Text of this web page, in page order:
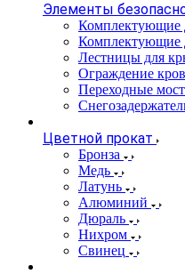
Элементы
Комплектующие
Комплектующие
Лестницы для
Ограждение
Переходные
Цветной прокат
Бронза
Медь
Латунь
Алюминий
Дюраль
Нихром
Свинец